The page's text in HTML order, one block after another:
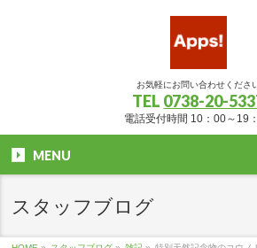
お気軽にお問い合わせくださ
TEL 0738-20-
電話受付時間 10：00～19
MENU
スタッフブログ